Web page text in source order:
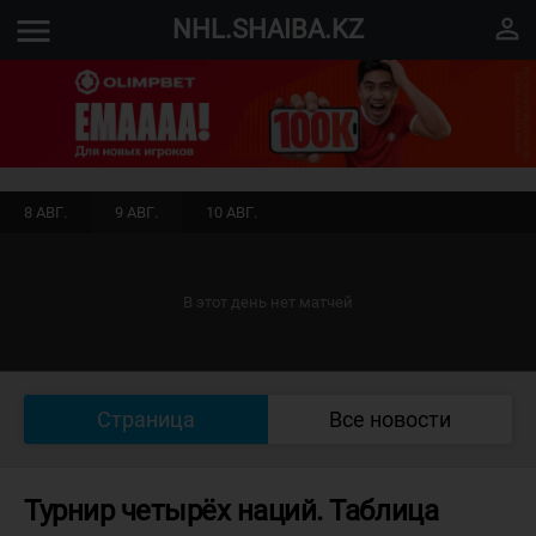
menu NHL.SHAIBA.KZ perm_identity
8 АВГ. 9 АВГ. 10 АВГ.
В этот день нет матчей
Страница Все новости
Турнир четырёх наций. Таблица